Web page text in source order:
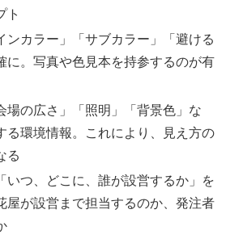
ト
ンカラー」「サブカラー」「避ける
に。写真や色見本を持参するのが有
場の広さ」「照明」「背景色」な
る環境情報。これにより、見え方の
る
「いつ、どこに、誰が設営するか」を
屋が設営まで担当するのか、発注者